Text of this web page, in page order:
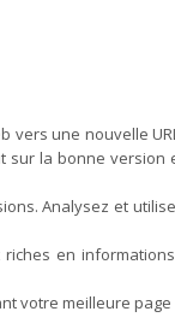
vers une nouvelle
sur la bonne version
Analysez et
en
votre meilleure